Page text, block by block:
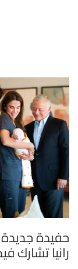
حفيدة جديدة
رانيا تشارك